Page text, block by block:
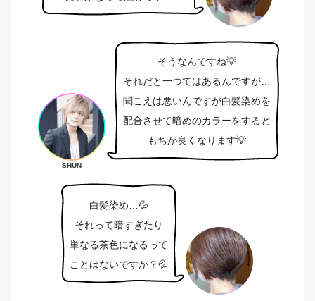
SHUN
そうなんですね💡
それだと一つてはあるんですが…
聞こえは悪いんですが白髪染めを
配合させて暗めのカラーをすると
もちが良くなります💡
白髪染め…💦
それって暗すぎたり
単なる茶色になるって
ことはないですか？💦